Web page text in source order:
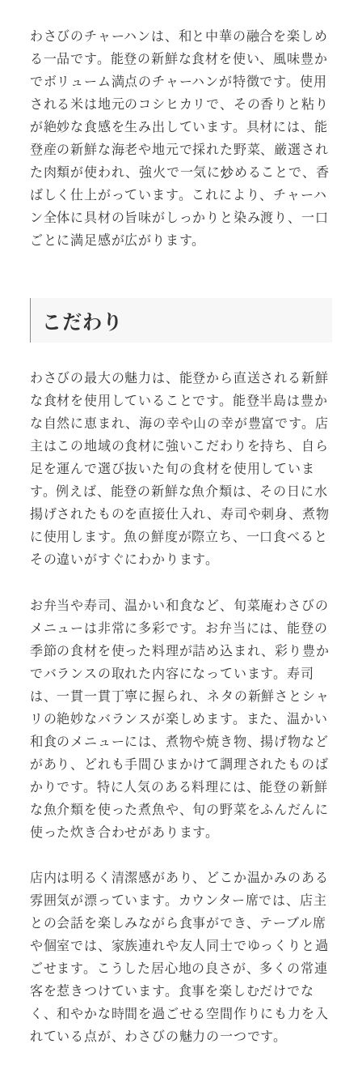
わさびのチャーハンは、和と中華の融合を楽しめ
る一品です。能登の新鮮な食材を使い、風味豊か
でボリューム満点のチャーハンが特徴です。使用
される米は地元のコシヒカリで、その香りと粘り
が絶妙な食感を生み出しています。具材には、能
登産の新鮮な海老や地元で採れた野菜、厳選され
た肉類が使われ、強火で一気に炒めることで、香
ばしく仕上がっています。これにより、チャーハ
ン全体に具材の旨味がしっかりと染み渡り、一口
ごとに満足感が広がります。
こだわり
わさびの最大の魅力は、能登から直送される新鮮
な食材を使用していることです。能登半島は豊か
な自然に恵まれ、海の幸や山の幸が豊富です。店
主はこの地域の食材に強いこだわりを持ち、自ら
足を運んで選び抜いた旬の食材を使用していま
す。例えば、能登の新鮮な魚介類は、その日に水
揚げされたものを直接仕入れ、寿司や刺身、煮物
に使用します。魚の鮮度が際立ち、一口食べると
その違いがすぐにわかります。
お弁当や寿司、温かい和食など、旬菜庵わさびの
メニューは非常に多彩です。お弁当には、能登の
季節の食材を使った料理が詰め込まれ、彩り豊か
でバランスの取れた内容になっています。寿司
は、一貫一貫丁寧に握られ、ネタの新鮮さとシャ
リの絶妙なバランスが楽しめます。また、温かい
和食のメニューには、煮物や焼き物、揚げ物など
があり、どれも手間ひまかけて調理されたものば
かりです。特に人気のある料理には、能登の新鮮
な魚介類を使った煮魚や、旬の野菜をふんだんに
使った炊き合わせがあります。
店内は明るく清潔感があり、どこか温かみのある
雰囲気が漂っています。カウンター席では、店主
との会話を楽しみながら食事ができ、テーブル席
や個室では、家族連れや友人同士でゆっくりと過
ごせます。こうした居心地の良さが、多くの常連
客を惹きつけています。食事を楽しむだけでな
く、和やかな時間を過ごせる空間作りにも力を入
れている点が、わさびの魅力の一つです。